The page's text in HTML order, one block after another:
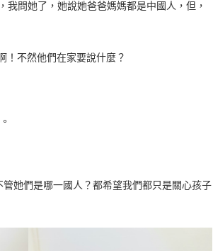
我問她了，她說她爸爸媽媽都是中國人，但，
！不然他們在家要說什麼？
她們是哪一國人？都希望我們都只是關心孩子